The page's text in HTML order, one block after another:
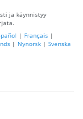
ja käynnistyy
| Français |
| Nynorsk | Svenska